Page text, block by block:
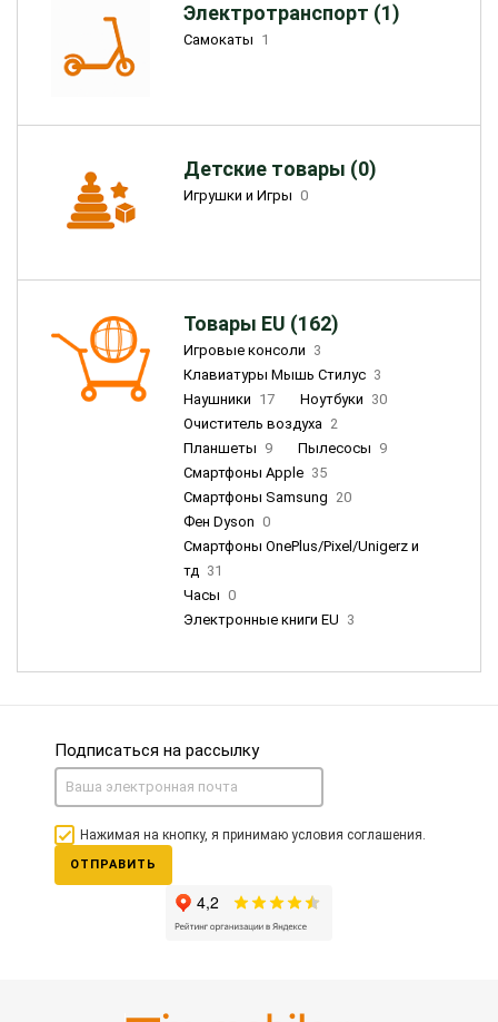
Электротранспорт (1)
Самокаты 1
Детские товары (0)
Игрушки и Игры 0
Товары EU (162)
Игровые консоли 3
Клавиатуры Мышь Стилус 3
Наушники 17 Ноутбуки 30
Очиститель воздуха 2
Планшеты 9 Пылесосы 9
Смартфоны Apple 35
Смартфоны Samsung 20
Фен Dyson 0
Смартфоны OnePlus/Pixel/Unigerz и
тд 31
Часы 0
Электронные книги EU 3
Подписаться на рассылку
Нажимая на кнопку, я принимаю условия соглашения.
ОТПРАВИТЬ